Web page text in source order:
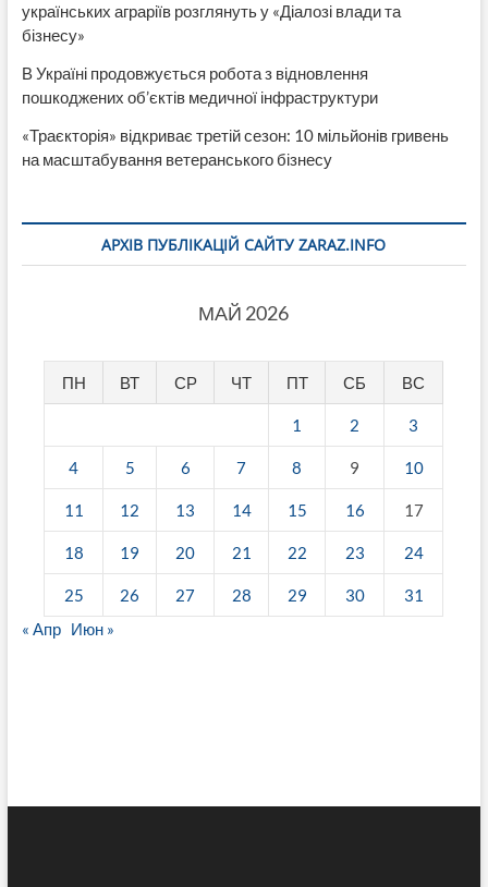
українських аграріїв розглянуть у «Діалозі влади та
бізнесу»
В Україні продовжується робота з відновлення
пошкоджених об’єктів медичної інфраструктури
«Траєкторія» відкриває третій сезон: 10 мільйонів гривень
на масштабування ветеранського бізнесу
АРХІВ ПУБЛІКАЦІЙ САЙТУ ZARAZ.INFO
МАЙ 2026
ПН ВТ СР ЧТ ПТ СБ ВС
1 2 3
4 5 6 7 8 9 10
11 12 13 14 15 16 17
18 19 20 21 22 23 24
25 26 27 28 29 30
31
« Апр Июн »